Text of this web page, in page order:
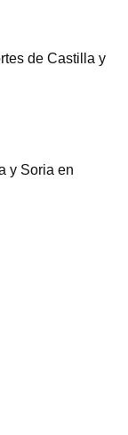
de Castilla y
y Soria en